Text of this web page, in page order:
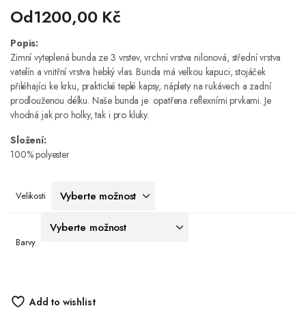
Od1200,00 Kč
Popis:
Zimní vyteplená bunda ze 3 vrstev, vrchní vrstva nilonová, střední vrstva
vatelín a vnitřní vrstva hebký vlas. Bunda má velkou kapuci, stojáček
přiléhajíci ke krku, praktické teplé kapsy, náplety na rukávech a zadní
prodlouženou délku. Naše bunda je opatřena reflexními prvkami. Je
vhodná jak pro holky, tak i pro kluky.
Složení:
100% polyester
Velikosti
Barvy
Add to wishlist